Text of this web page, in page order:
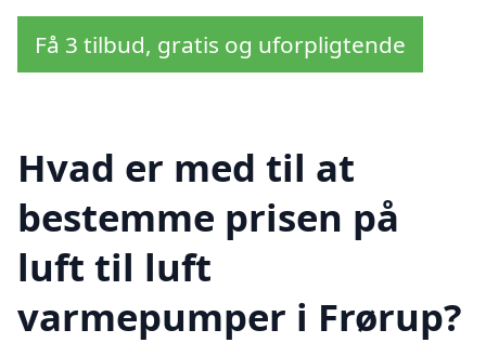
Få 3 tilbud, gratis og uforpligtende
Hvad er med til at
bestemme prisen på
luft til luft
varmepumper i Frørup?